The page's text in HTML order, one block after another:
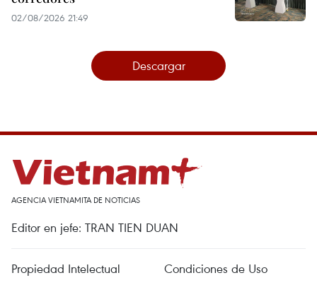
02/08/2026 21:49
Descargar
AGENCIA VIETNAMITA DE NOTICIAS
Editor en jefe: TRAN TIEN DUAN
Propiedad Intelectual Condiciones de Uso